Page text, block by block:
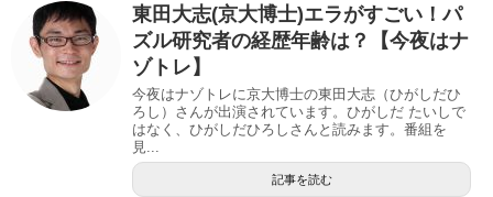
東田大志(京大博士)エラがすごい！パ
ズル研究者の経歴年齢は？【今夜はナ
ゾトレ】
今夜はナゾトレに京大博士の東田大志（ひがしだひ
ろし）さんが出演されています。ひがしだ たいしで
はなく、ひがしだひろしさんと読みます。番組を
見...
記事を読む